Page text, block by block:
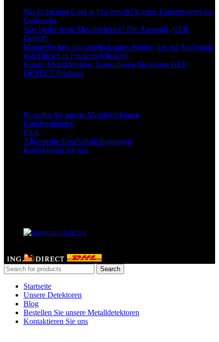
Wo findet man Gold in Frankreich? Unsere Expertentipps zur
Goldsuche
Was ist der beste Metalldetektor? Die Auswahl „GER
Detect“.
Magnetfischen: ein unterhaltsames Hobby, das zur Säuberung
von Flüssen in Frankreich beiträgt
Kongo-Metalldetektor: Konsultieren Sie unsere GER
DETECT-Produkte
Bestellen Sie unsere Metalldetektoren
Kundenstimmen
Blog
Allgemeine Geschäftsbedingungen
Kontaktieren Sie uns
Search
Startseite
Unsere Detektoren
Blog
Bestellen Sie unsere Metalldetektoren
Kontaktieren Sie uns